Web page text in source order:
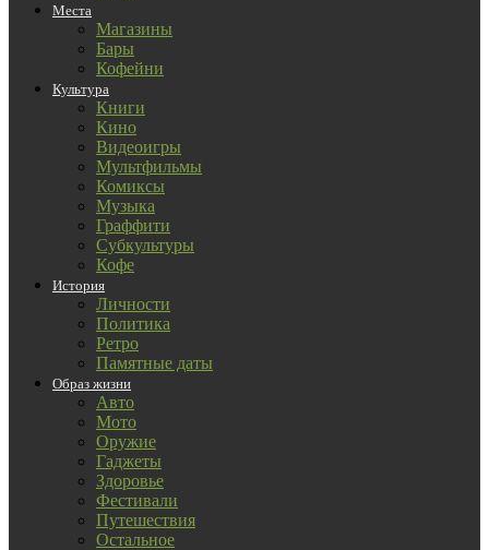
Места
Магазины
Бары
Кофейни
Культура
Книги
Кино
Видеоигры
Мультфильмы
Комиксы
Музыка
Граффити
Субкультуры
Кофе
История
Личности
Политика
Ретро
Памятные даты
Образ жизни
Авто
Мото
Оружие
Гаджеты
Здоровье
Фестивали
Путешествия
Остальное